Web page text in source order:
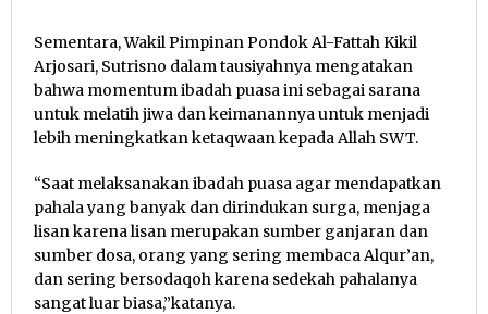
Sementara, Wakil Pimpinan Pondok Al-Fattah Kikil
Arjosari, Sutrisno dalam tausiyahnya mengatakan
bahwa momentum ibadah puasa ini sebagai sarana
untuk melatih jiwa dan keimanannya untuk menjadi
lebih meningkatkan ketaqwaan kepada Allah SWT.
“Saat melaksanakan ibadah puasa agar mendapatkan
pahala yang banyak dan dirindukan surga, menjaga
lisan karena lisan merupakan sumber ganjaran dan
sumber dosa, orang yang sering membaca Alqur’an,
dan sering bersodaqoh karena sedekah pahalanya
sangat luar biasa,”katanya.